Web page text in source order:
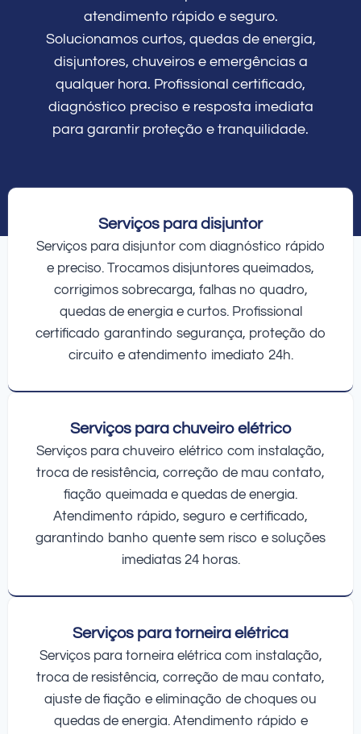
atendimento rápido e seguro.
Solucionamos curtos, quedas de energia,
disjuntores, chuveiros e emergências a
qualquer hora. Profissional certificado,
diagnóstico preciso e resposta imediata
para garantir proteção e tranquilidade.
Serviços para disjuntor
Serviços para disjuntor com diagnóstico rápido
e preciso. Trocamos disjuntores queimados,
corrigimos sobrecarga, falhas no quadro,
quedas de energia e curtos. Profissional
certificado garantindo segurança, proteção do
circuito e atendimento imediato 24h.
Serviços para chuveiro elétrico
Serviços para chuveiro elétrico com instalação,
troca de resistência, correção de mau contato,
fiação queimada e quedas de energia.
Atendimento rápido, seguro e certificado,
garantindo banho quente sem risco e soluções
imediatas 24 horas.
Serviços para torneira elétrica
Serviços para torneira elétrica com instalação,
troca de resistência, correção de mau contato,
ajuste de fiação e eliminação de choques ou
quedas de energia. Atendimento rápido e